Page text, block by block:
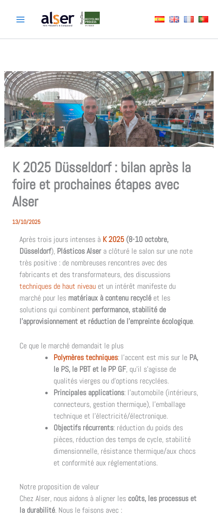
K 2025 Düsseldorf : bilan après la
foire et prochaines étapes avec
Alser
13/10/2025
Après trois jours intenses à K 2025 (8-10 octobre,
Düsseldorf), Plásticos Alser a clôturé le salon sur une note
très positive : de nombreuses rencontres avec des
fabricants et des transformateurs, des discussions
techniques de haut niveau et un intérêt manifeste du
marché pour les matériaux à contenu recyclé et les
solutions qui combinent performance, stabilité de
l’approvisionnement et réduction de l’empreinte écologique.
Ce que le marché demandait le plus
Polymères techniques: l’accent est mis sur le PA,
le PS, le PBT et le PP GF, qu’il s’agisse de
qualités vierges ou d’options recyclées.
Principales applications: l’automobile (intérieurs,
connecteurs, gestion thermique), l’emballage
technique et l’électricité/électronique.
Objectifs récurrents: réduction du poids des
pièces, réduction des temps de cycle, stabilité
dimensionnelle, résistance thermique/aux chocs
et conformité aux réglementations.
Notre proposition de valeur
Chez Alser, nous aidons à aligner les coûts, les processus et
la durabilité. Nous le faisons avec :